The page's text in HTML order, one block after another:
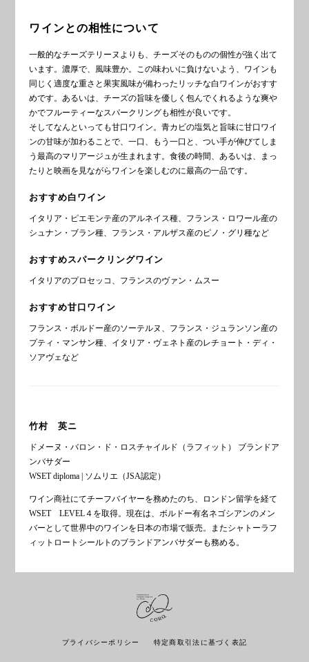
ワインとの相性について
一般的なチーズテリーヌよりも、チーズそのものの個性が強く出て
います。濃厚で、風味豊か。この味わいに負けないよう、ワインも
同じく適度な重さと果実風味が備わったリッチな白ワインがおすす
めです。あるいは、チーズの旨味を優しく包んでくれるような爽や
かでフルーティーなスパークリングも相性が良いです。
そしてなんといっても甘口ワイン。青カビの塩気と旨味に甘口ワイ
ンの甘味が加わることで、一口、もう一口と、つい手が伸びてしま
う最高のマリアージュが生まれます。食後の時間、あるいは、まっ
たりと映画を見ながらワインを楽しむのに最高の一品です。
おすすめ白ワイン
イタリア・ピエモンテ産のアルネイス種、フランス・ロワール産の
シュナン・ブラン種、フランス・アルザス産のピノ・グリ種など
おすすめスパークリングワイン
イタリアのプロセッコ、フランスのヴァン・ムスー
おすすめ甘口ワイン
フランス・ボルドー産のソーテルヌ、フランス・ジュランソン産の
プティ・マンサン種、イタリア・ヴェネト産のレチョート・ディ・
ソアヴェなど
竹村 英ニ
ドメーヌ・バロン・ド・ロスチャイルド（ラフィット） ブランドア
ンバサダー
WSET diploma | ソムリエ（JSA認定）
ワイン商社にてチーフバイヤーを務めたのち、ロンドン留学を経て
WSET LEVEL４を取得。現在は、ボルドー有名ネゴシアンのメン
バーとして世界中のワインを日本の市場で販売。またシャトーラフ
ィットロートシールトのブランドアンバサダーも務める。
プライバシーポリシー 特定商取引法に基づく表記